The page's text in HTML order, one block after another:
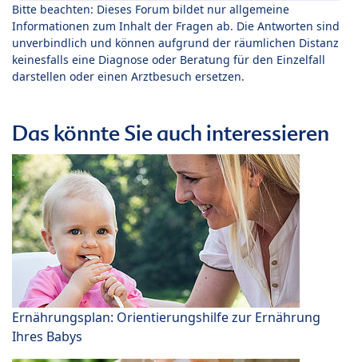
Bitte beachten: Dieses Forum bildet nur allgemeine
Informationen zum Inhalt der Fragen ab. Die Antworten sind
unverbindlich und können aufgrund der räumlichen Distanz
keinesfalls eine Diagnose oder Beratung für den Einzelfall
darstellen oder einen Arztbesuch ersetzen.
Das könnte Sie auch interessieren
Ernährungsplan: Orientierungshilfe zur Ernährung
Ihres Babys